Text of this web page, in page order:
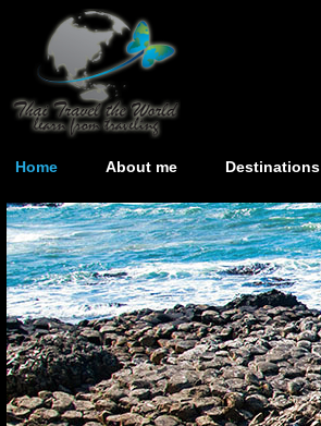
Home About me Destinations